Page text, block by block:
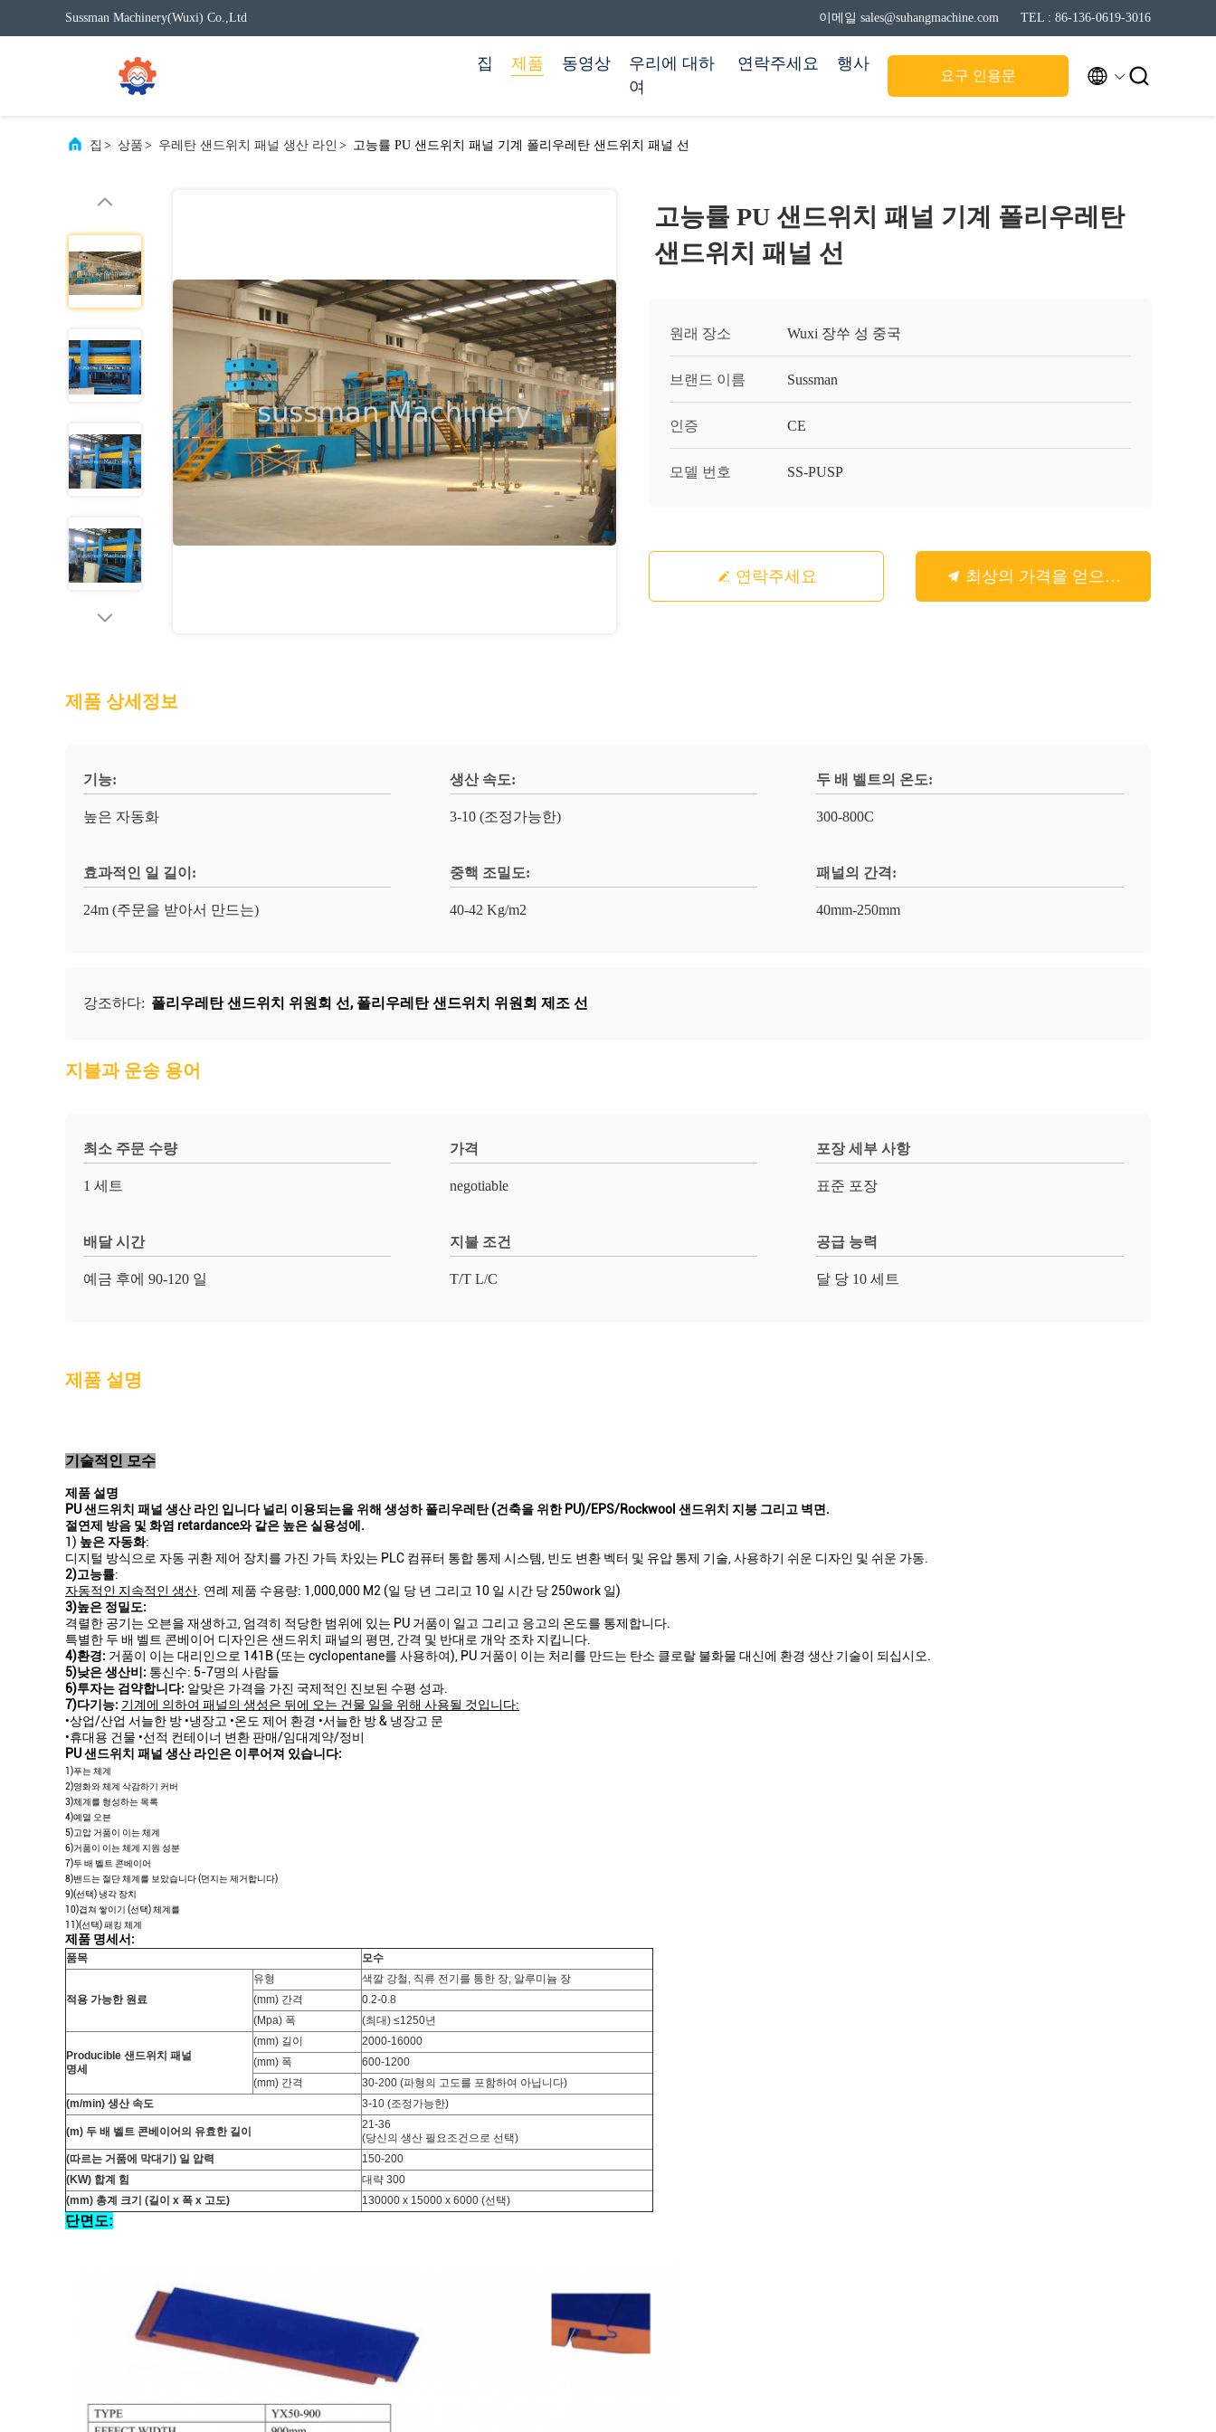
Sussman Machinery(Wuxi) Co.,Ltd 이메일 sales@suhangmachine.com TEL : 86-136-0619-3016
집 제품 동영상
우리에 대하
여
연락주세요 행사
요구 인용문  
집 > 상품 > 우레탄 샌드위치 패널 생산 라인 > 고능률 PU 샌드위치 패널 기계 폴리우레탄 샌드위치 패널 선
고능률 PU 샌드위치 패널 기계 폴리우레탄
샌드위치 패널 선
원래 장소 Wuxi 장쑤 성 중국
브랜드 이름 Sussman
인증 CE
모델 번호 SS-PUSP
연락주세요 최상의 가격을 얻으세요
제품 상세정보
기능:
높은 자동화
생산 속도:
3-10 (조정가능한)
두 배 벨트의 온도:
300-800C
효과적인 일 길이:
24m (주문을 받아서 만드는)
중핵 조밀도:
40-42 Kg/m2
패널의 간격:
40mm-250mm
강조하다: 폴리우레탄 샌드위치 위원회 선, 폴리우레탄 샌드위치 위원회 제조 선
지불과 운송 용어
최소 주문 수량
1 세트
가격
negotiable
포장 세부 사항
표준 포장
배달 시간
예금 후에 90-120 일
지불 조건
T/T L/C
공급 능력
달 당 10 세트
제품 설명
기술적인 모수
제품 설명
PU 샌드위치 패널 생산 라인 입니다 널리 이용되는을 위해 생성하 폴리우레탄 (건축을 위한 PU)/EPS/Rockwool 샌드위치 지붕 그리고 벽면.
절연제 방음 및 화염 retardance와 같은 높은 실용성에.
1) 높은 자동화:
디지털 방식으로 자동 귀환 제어 장치를 가진 가득 차있는 PLC 컴퓨터 통합 통제 시스템, 빈도 변환 벡터 및 유압 통제 기술, 사용하기 쉬운 디자인 및 쉬운 가동.
2)고능률:
자동적인 지속적인 생산. 연례 제품 수용량: 1,000,000 M2 (일 당 년 그리고 10 일 시간 당 250work 일)
3)높은 정밀도:
격렬한 공기는 오븐을 재생하고, 엄격히 적당한 범위에 있는 PU 거품이 일고 그리고 응고의 온도를 통제합니다.
특별한 두 배 벨트 콘베이어 디자인은 샌드위치 패널의 평면, 간격 및 반대로 개악 조차 지킵니다.
4)환경: 거품이 이는 대리인으로 141B (또는 cyclopentane를 사용하여), PU 거품이 이는 처리를 만드는 탄소 클로랄 불화물 대신에 환경 생산 기술이 되십시오.
5)낮은 생산비 : 통신수: 5-7명의 사람들
6)투자는 검약합니다: 알맞은 가격을 가진 국제적인 진보된 수평 성과.
7)다기능: 기계에 의하여 패널의 생성은 뒤에 오는 건물 일을 위해 사용될 것입니다:
•상업/산업 서늘한 방 •냉장고 •온도 제어 환경 •서늘한 방 & 냉장고 문
•휴대용 건물 •선적 컨테이너 변환 판매/임대계약/정비
PU 샌드위치 패널 생산 라인은 이루어져 있습니다:
1)푸는 체계
2)영화와 체계 삭감하기 커버
3)체계를 형성하는 목록
4)예열 오븐
5)고압 거품이 이는 체계
6)거품이 이는 체계 지원 성분
7)두 배 벨트 콘베이어
8)밴드는 절단 체계를 보았습니다 (먼지는 제거합니다)
9)(선택) 냉각 장치
10)겹쳐 쌓이기 (선택) 체계를
11)(선택) 패킹 체계
제품 명세서:
품목 모수
적용 가능한 원료
유형
색깔 강철, 직류 전기를 통한 장, 알루미늄 장
(mm) 간격
0.2-0.8
(Mpa) 폭
(최대) ≤1250년
Producible 샌드위치 패널
명세
(mm) 길이
2000-16000
(mm) 폭
600-1200
(mm) 간격
30-200 (파형의 고도를 포함하여 아닙니다)
(m/min) 생산 속도
3-10 (조정가능한)
(m) 두 배 벨트 콘베이어의 유효한 길이
21-36
(당신의 생산 필요조건으로 선택)
(따르는 거품에 막대기) 일 압력
150-200
(KW) 합계 힘
대략 300
(mm) 총계 크기 (길이 x 폭 x 고도)
130000 x 15000 x 6000 (선택)
단면도: